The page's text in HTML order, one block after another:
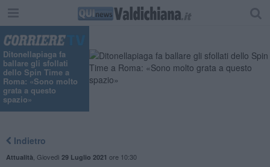
Ditonellapiaga fa
ballare gli sfollati
dello Spin Time a
Roma: «Sono molto
grata a questo
spazio»
Indietro
Attualità Giovedì 29 Luglio 2021 ore 10:30